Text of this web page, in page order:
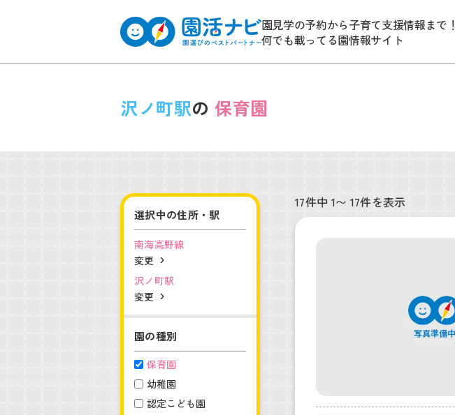
園見学の予約から子育て支援情報まで！
何でも載ってる園情報サイト
沢ノ町駅の 保育園
選択中の住所・駅
南海高野線
変更
沢ノ町駅
変更
園の種別
保育園
幼稚園
認定こども園
17件中 1〜 17件を表示